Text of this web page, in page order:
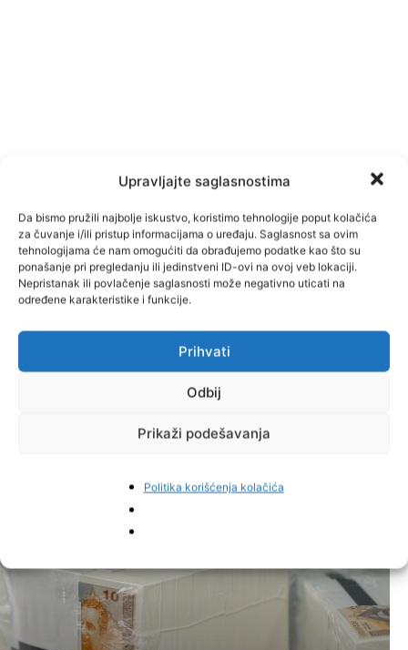
Upravljajte saglasnostima
Da bismo pružili najbolje iskustvo, koristimo tehnologije poput kolačića
za čuvanje i/ili pristup informacijama o uređaju. Saglasnost sa ovim
tehnologijama će nam omogućiti da obrađujemo podatke kao što su
ponašanje pri pregledanju ili jedinstveni ID-ovi na ovoj veb lokaciji.
Nepristanak ili povlačenje saglasnosti može negativno uticati na
određene karakteristike i funkcije.
Prihvati
Odbij
Prikaži podešavanja
Politika korišćenja kolačića
Pinterest
Najnovije vijesti